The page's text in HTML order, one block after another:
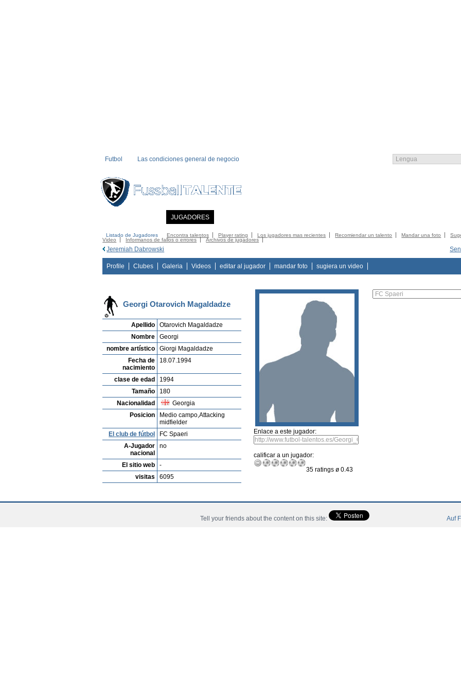
Futbol Las condiciones general de negocio
JUGADORES
Listado de Jugadores Encontra talentos Player rating Los jugadores mas recientes Recomiendar un talento Mandar una foto
Video
Informanos de fallos o errores Archivos de jugadores
Jeremiah Dabrowski
Profile Clubes Galeria Videos editar al jugador mandar foto sugiera un video
Georgi Otarovich Magaldadze
Apellido
Otarovich Magaldadze
Nombre
Georgi
nombre artístico
Giorgi Magaldadze
Fecha de
nacimiento
18.07.1994
clase de edad
1994
Tamaño
180
Nacionalidad
Georgia
Posicion
Medio campo,Attacking
midfielder
El club de fútbol
FC Spaeri
A-Jugador
nacional
no
El sitio web
-
visitas
6095
Enlace a este jugador:
calificar a un jugador:
35 ratings ø 0.43
Tell your friends about the content on this site: Auf